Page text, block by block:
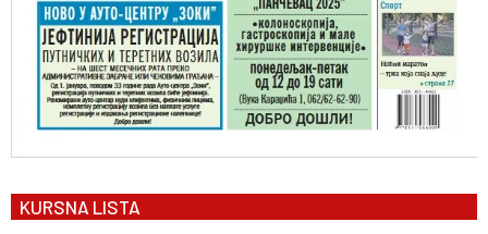
KURSNA LISTA